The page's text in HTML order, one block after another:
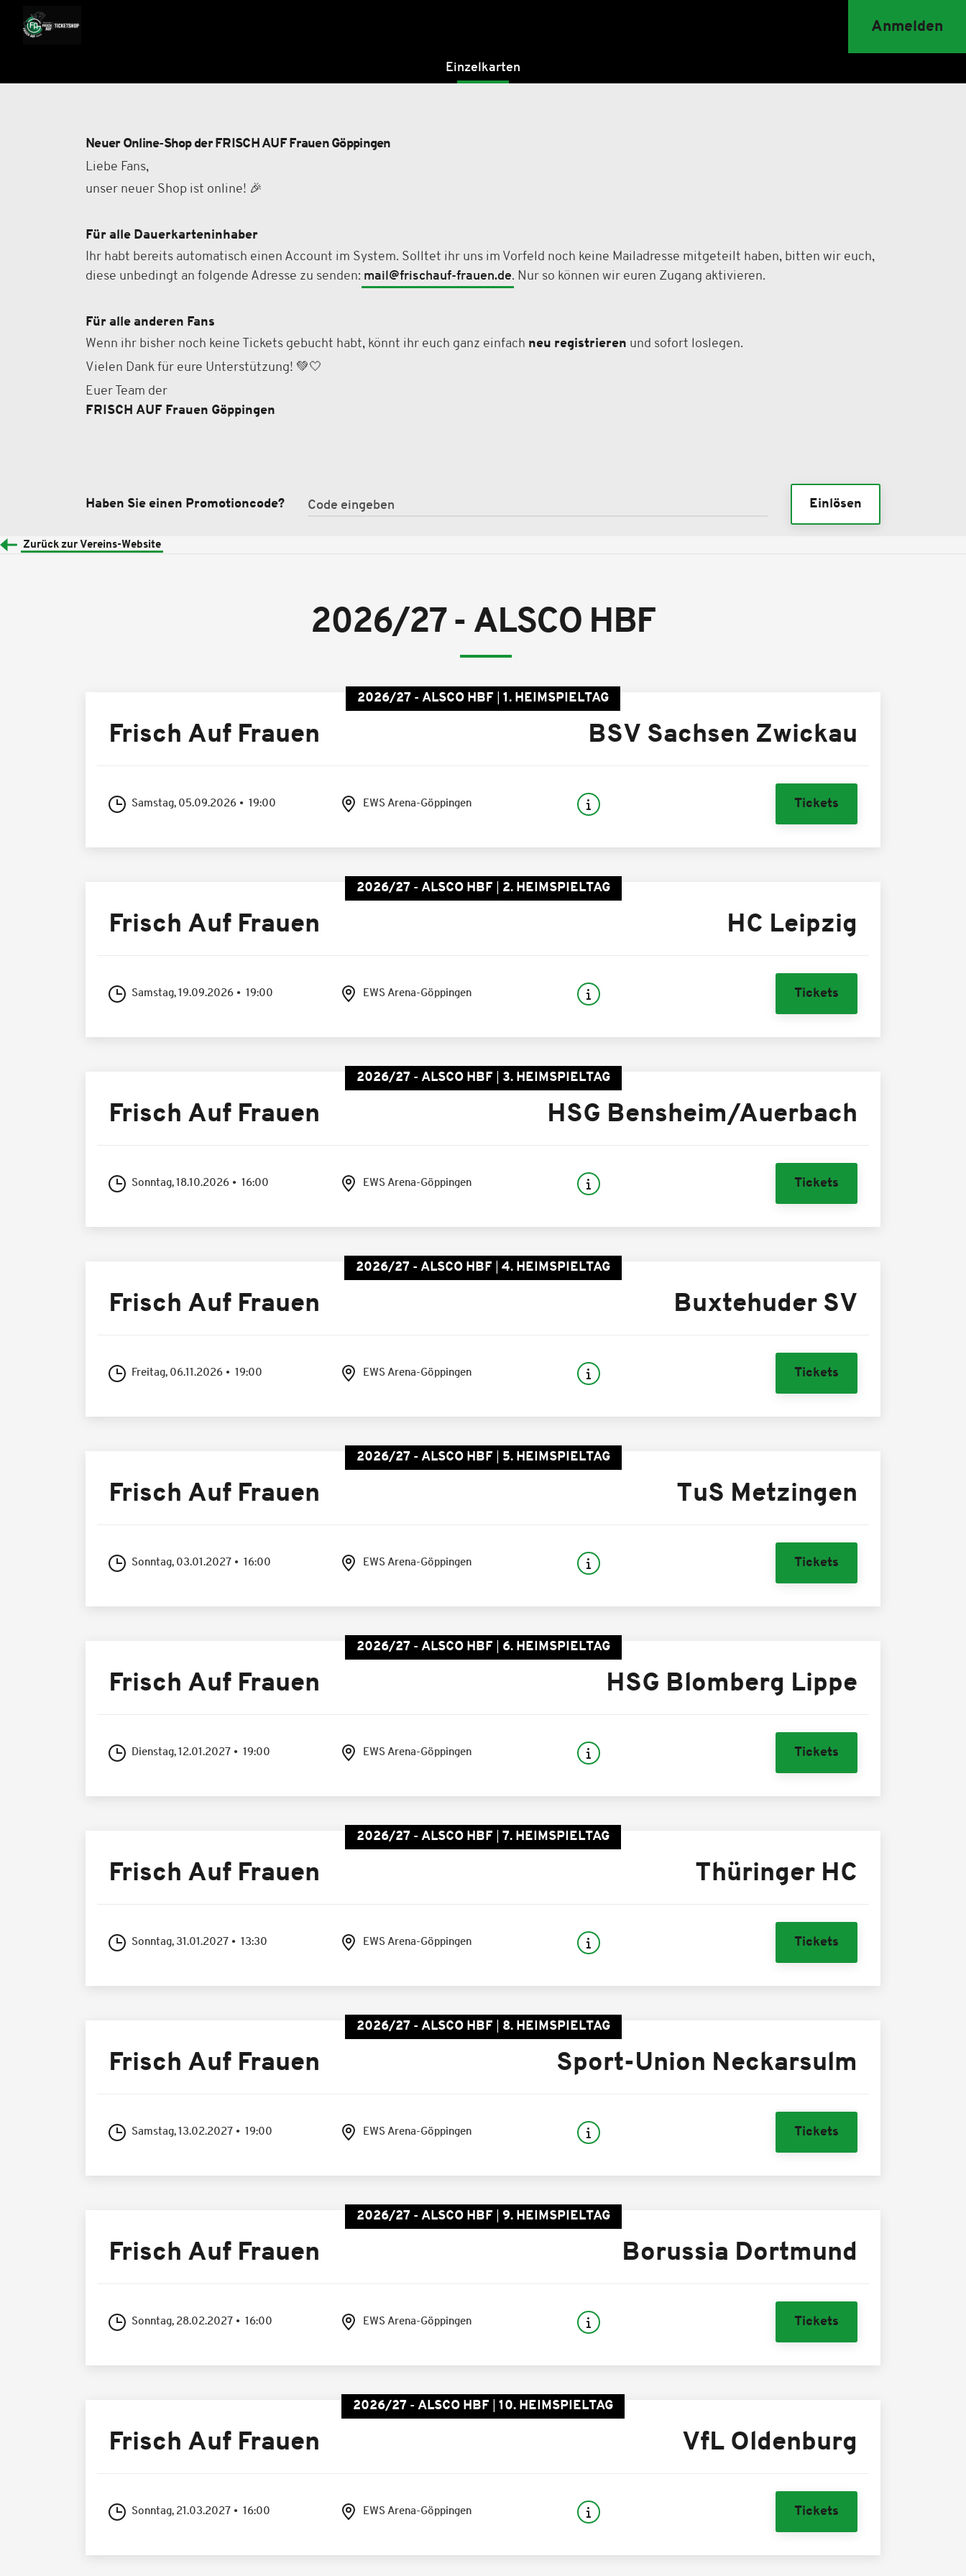
Anmelden
Einzelkarten
Neuer Online-Shop der FRISCH AUF Frauen Göppingen
Liebe Fans,
unser neuer Shop ist online! 🎉
Für alle Dauerkarteninhaber
Ihr habt bereits automatisch einen Account im System. Solltet ihr uns im Vorfeld noch keine Mailadresse mitgeteilt haben, bitten wir euch,
diese unbedingt an folgende Adresse zu senden: mail@frischauf-frauen.de. Nur so können wir euren Zugang aktivieren.
Für alle anderen Fans
Wenn ihr bisher noch keine Tickets gebucht habt, könnt ihr euch ganz einfach neu registrieren und sofort loslegen.
Vielen Dank für eure Unterstützung! 💚🤍
Euer Team der
FRISCH AUF Frauen Göppingen
Haben Sie einen Promotioncode? Einlösen
Zurück zur Vereins-Website
2026/27 - ALSCO HBF
2026/27 - ALSCO HBF 1. HEIMSPIELTAG
Frisch Auf Frauen BSV Sachsen Zwickau
Samstag, 05.09.2026 19:00 EWS Arena-Göppingen Tickets
2026/27 - ALSCO HBF 2. HEIMSPIELTAG
Frisch Auf Frauen HC Leipzig
Samstag, 19.09.2026 19:00 EWS Arena-Göppingen Tickets
2026/27 - ALSCO HBF 3. HEIMSPIELTAG
Frisch Auf Frauen HSG Bensheim/Auerbach
Sonntag, 18.10.2026 16:00 EWS Arena-Göppingen Tickets
2026/27 - ALSCO HBF 4. HEIMSPIELTAG
Frisch Auf Frauen Buxtehuder SV
Freitag, 06.11.2026 19:00 EWS Arena-Göppingen Tickets
2026/27 - ALSCO HBF 5. HEIMSPIELTAG
Frisch Auf Frauen TuS Metzingen
Sonntag, 03.01.2027 16:00 EWS Arena-Göppingen Tickets
2026/27 - ALSCO HBF 6. HEIMSPIELTAG
Frisch Auf Frauen HSG Blomberg Lippe
Dienstag, 12.01.2027 19:00 EWS Arena-Göppingen Tickets
2026/27 - ALSCO HBF 7. HEIMSPIELTAG
Frisch Auf Frauen Thüringer HC
Sonntag, 31.01.2027 13:30 EWS Arena-Göppingen Tickets
2026/27 - ALSCO HBF 8. HEIMSPIELTAG
Frisch Auf Frauen Sport-Union Neckarsulm
Samstag, 13.02.2027 19:00 EWS Arena-Göppingen Tickets
2026/27 - ALSCO HBF 9. HEIMSPIELTAG
Frisch Auf Frauen Borussia Dortmund
Sonntag, 28.02.2027 16:00 EWS Arena-Göppingen Tickets
2026/27 - ALSCO HBF 10. HEIMSPIELTAG
Frisch Auf Frauen VfL Oldenburg
Sonntag, 21.03.2027 16:00 EWS Arena-Göppingen Tickets